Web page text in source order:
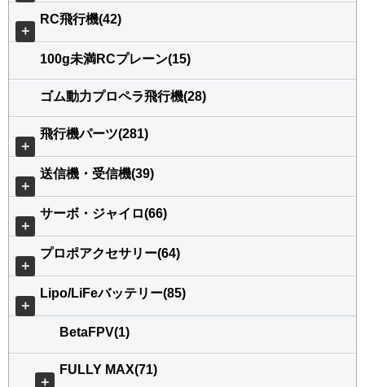
＋
RC飛行機(42)
100g未満RCプレーン(15)
ゴム動力プロペラ飛行機(28)
＋
飛行機パーツ(281)
＋
送信機・受信機(39)
＋
サーボ・ジャイロ(66)
＋
プロポアクセサリー(64)
＋
Lipo/LiFeバッテリー(85)
BetaFPV(1)
＋
FULLY MAX(71)